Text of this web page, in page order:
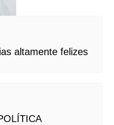
altamente felizes